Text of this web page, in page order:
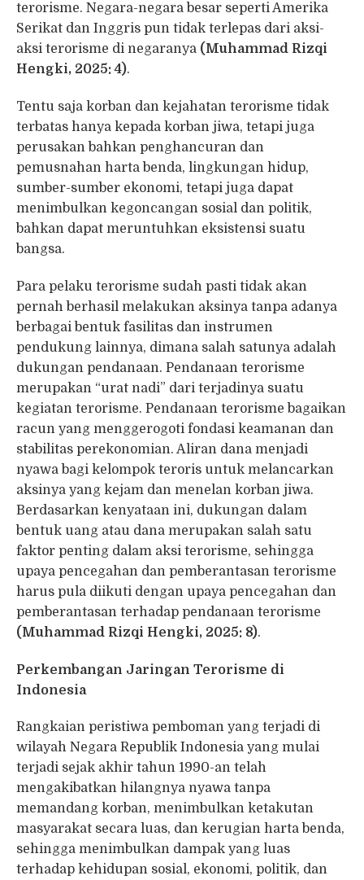
terorisme. Negara-negara besar seperti Amerika
Serikat dan Inggris pun tidak terlepas dari aksi-
aksi terorisme di negaranya (Muhammad Rizqi
Hengki, 2025: 4).
Tentu saja korban dan kejahatan terorisme tidak
terbatas hanya kepada korban jiwa, tetapi juga
perusakan bahkan penghancuran dan
pemusnahan harta benda, lingkungan hidup,
sumber-sumber ekonomi, tetapi juga dapat
menimbulkan kegoncangan sosial dan politik,
bahkan dapat meruntuhkan eksistensi suatu
bangsa.
Para pelaku terorisme sudah pasti tidak akan
pernah berhasil melakukan aksinya tanpa adanya
berbagai bentuk fasilitas dan instrumen
pendukung lainnya, dimana salah satunya adalah
dukungan pendanaan. Pendanaan terorisme
merupakan “urat nadi” dari terjadinya suatu
kegiatan terorisme. Pendanaan terorisme bagaikan
racun yang menggerogoti fondasi keamanan dan
stabilitas perekonomian. Aliran dana menjadi
nyawa bagi kelompok teroris untuk melancarkan
aksinya yang kejam dan menelan korban jiwa.
Berdasarkan kenyataan ini, dukungan dalam
bentuk uang atau dana merupakan salah satu
faktor penting dalam aksi terorisme, sehingga
upaya pencegahan dan pemberantasan terorisme
harus pula diikuti dengan upaya pencegahan dan
pemberantasan terhadap pendanaan terorisme
(Muhammad Rizqi Hengki, 2025: 8).
Perkembangan Jaringan Terorisme di
Indonesia
Rangkaian peristiwa pemboman yang terjadi di
wilayah Negara Republik Indonesia yang mulai
terjadi sejak akhir tahun 1990-an telah
mengakibatkan hilangnya nyawa tanpa
memandang korban, menimbulkan ketakutan
masyarakat secara luas, dan kerugian harta benda,
sehingga menimbulkan dampak yang luas
terhadap kehidupan sosial, ekonomi, politik, dan